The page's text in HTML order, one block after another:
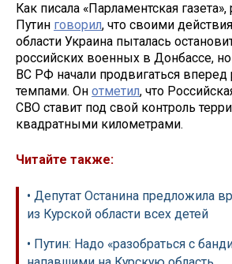
Как писала «Парламентская
Путин говорил, что своими
области Украина пыталась
российских военных в Донбассе,
ВС РФ начали продвигаться
темпами. Он отметил, что
СВО ставит под свой контроль
квадратными километрами.
Читайте также:
• Депутат Останина предложила
из Курской области всех детей
• Путин: Надо «разобраться с